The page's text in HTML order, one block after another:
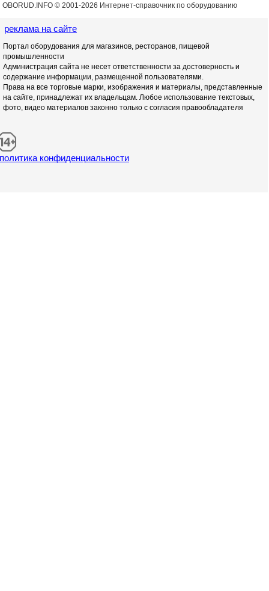
OBORUD.INFO © 2001 -2026 Интернет-справочник по оборудованию
реклама на сайте
Портал оборудования для магазинов, ресторанов, пищевой
промышленности
Администрация сайта не несет ответственности за достоверность и
содержание информации, размещенной пользователями.
Права на все торговые марки, изображения и материалы, представленные
на сайте, принадлежат их владельцам. Любое использование текстовых,
фото, видео материалов законно только с согласия правообладателя
политика конфиденциальности